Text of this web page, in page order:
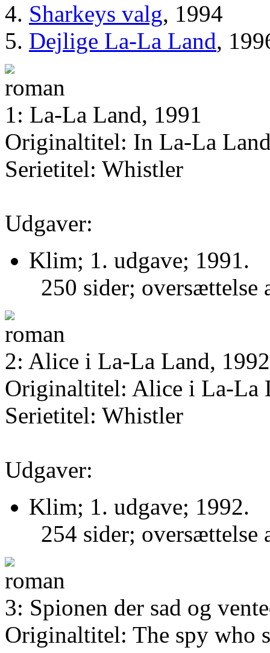
Sharkeys valg, 1994
Dejlige La-La Land,
1: La-La Land, 1991
Originaltitel: In La-La
Serietitel: Whistler
Udgaver:
Klim; 1. udgave; 1991.
250 sider; oversættelse
2: Alice i La-La Land, 1992
Originaltitel: Alice i La-La
Serietitel: Whistler
Udgaver:
Klim; 1. udgave; 1992.
254 sider; oversættelse
3: Spionen der sad og
Originaltitel: The spy who